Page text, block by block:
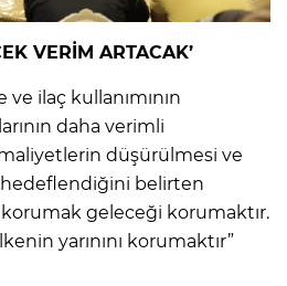
VERİM ARTACAK’
ilaç kullanımının
daha verimli
maliyetlerin düşürülmesi ve
hedeflendiğini belirten
korumak geleceği korumaktır.
yarınını korumaktır”